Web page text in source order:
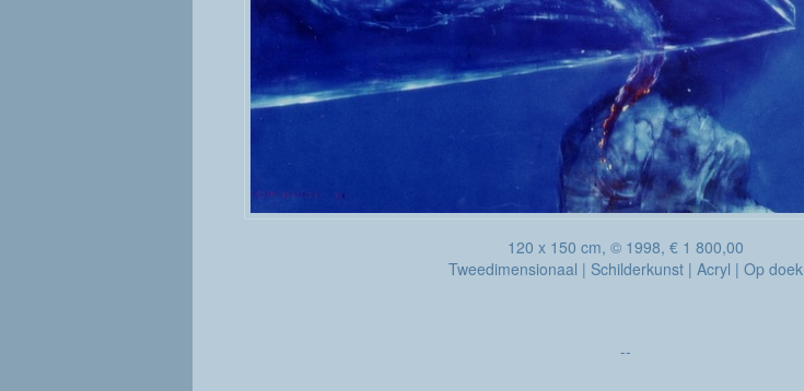
120 x 150 cm, © 1998, € 1 800,00
Tweedimensionaal | Schilderkunst | Acryl | Op doek
--